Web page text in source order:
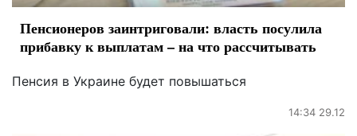
Пенсионеров заинтриговали: власть посулила
прибавку к выплатам – на что рассчитывать
Пенсия в Украине будет повышаться
14:34 29.12